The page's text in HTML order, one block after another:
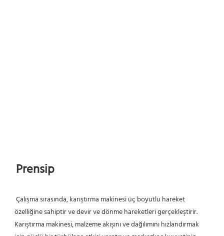
Prensip
özelliğine sahiptir ve devir ve dönme hareketleri gerçekleştirir.
Karıştırma makinesi, malzeme akışını ve dağılımını hızlandırmak